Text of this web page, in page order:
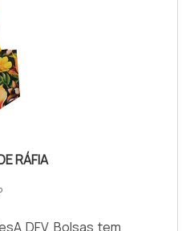
RÁFIA
DFV Bolsas tem